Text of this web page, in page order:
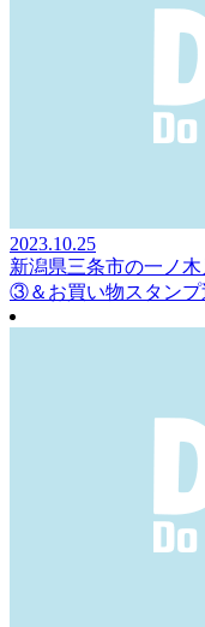
2023.10.25
新潟県三条市の一ノ
③＆お買い物スタンプ